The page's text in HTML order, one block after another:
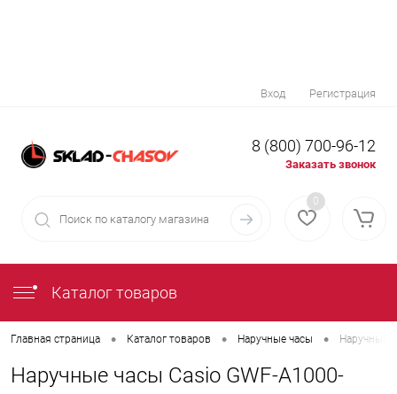
Вход Регистрация
8 (800) 700-96-12
Заказать звонок
0
Каталог товаров
Главная страница • Каталог товаров • Наручные часы • Наручные
Наручные часы Casio GWF-A1000-